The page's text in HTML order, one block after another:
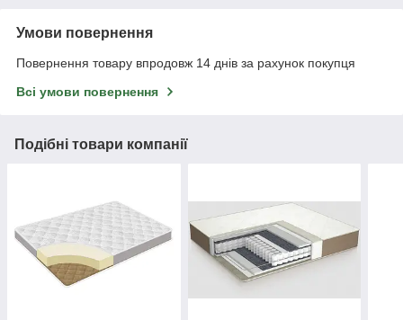
Умови повернення
Повернення товару впродовж 14 днів за рахунок покупця
Всі умови повернення
Подібні товари компанії